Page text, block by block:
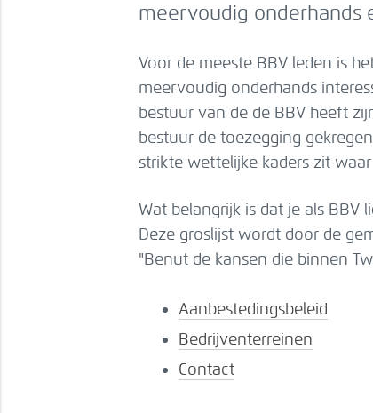
meervoudig onderhands
Voor de meeste BBV leden is
meervoudig onderhands
bestuur van de de BBV heeft
bestuur de toezegging
strikte wettelijke kaders zit
Wat belangrijk is dat je als
Deze groslijst wordt door de
"Benut de kansen die binnen
Aanbestedingsbeleid
Bedrijventerreinen
Contact